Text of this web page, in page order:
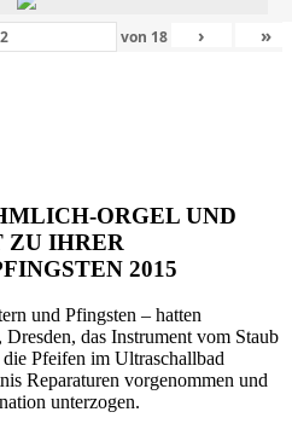
von 18 › »
ORGEL UND
ZU IHRER
2015
und Pfingsten – hatten
das Instrument vom Staub
Pfeifen im Ultraschallbad
Reparaturen vorgenommen und
unterzogen.